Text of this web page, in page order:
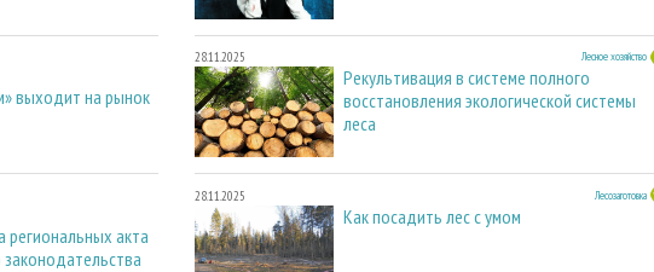
выходит на рынок
региональных акта
28.11.2025 Лесное хозяйство
Рекультивация в системе полного
восстановления экологической системы
леса
28.11.2025 Лесозаготовка
Как посадить лес с умом